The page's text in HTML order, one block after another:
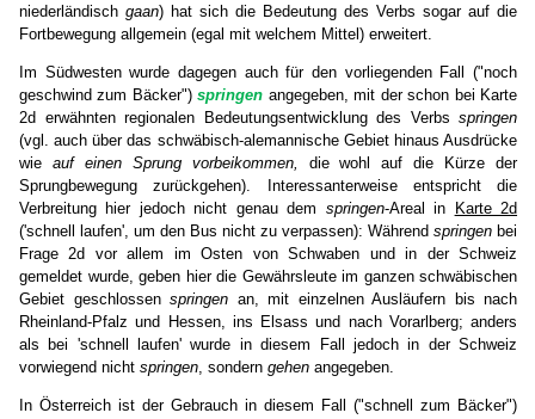
niederländisch gaan) hat sich die Bedeutung des Verbs sogar auf die
Fortbewegung allgemein (egal mit welchem Mittel) erweitert.
Im Südwesten wurde dagegen auch für den vorliegenden Fall ("noch
geschwind zum Bäcker") springen angegeben, mit der schon bei Karte
2d erwähnten regionalen Bedeutungsentwicklung des Verbs springen
(vgl. auch über das schwäbisch-alemannische Gebiet hinaus Ausdrücke
wie auf einen Sprung vorbeikommen,
die wohl auf die Kürze der
Sprungbewegung zurückgehen). Interessanterweise entspricht die
Verbreitung hier jedoch nicht genau dem springen-Areal in
Karte 2d
('schnell laufen', um den Bus nicht zu verpassen): Während springen bei
Frage 2d vor allem im Osten von Schwaben und in der Schweiz
gemeldet wurde, geben hier die Gewährsleute im ganzen schwäbischen
Gebiet geschlossen springen an, mit einzelnen Ausläufern bis nach
Rheinland-Pfalz und Hessen, ins Elsass und nach Vorarlberg; anders
als bei 'schnell laufen' wurde in diesem Fall jedoch in der Schweiz
vorwiegend nicht springen, sondern gehen angegeben.
In Österreich ist der Gebrauch in diesem Fall ("schnell zum Bäcker")